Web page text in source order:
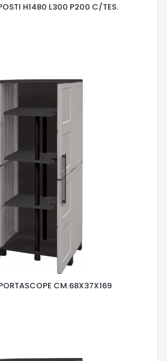
H1480 L300 P200 C/TES.
CM.68X37X169